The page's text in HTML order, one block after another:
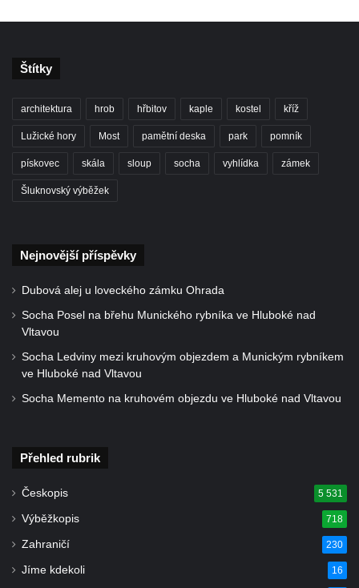
Duchcově
Busta Bedřicha Smetany v sadech B.
B. Smetany v Duchcově
polikliniky v Nejdku
Socha svatého Salvátora před kostelem
svatých Petra a Pavla v Jeníkově
Socha svatého Pavla před kostelem
svatých Petra a Pavla v Jeníkově
Socha svatého Petra před kostelem svatých
Obrázek Ježíš jako Dobrý pastýř u studánky
Pod obrázkem na Kamenné cestě pod
Štítky
architektura hrob hřbitov kaple kostel kříž
Lužické hory Most pamětní deska park pomník
pískovec skála sloup socha vyhlídka zámek
Šluknovský výběžek
Nejnovější příspěvky
Dubová alej u loveckého zámku Ohrada
Socha Posel na břehu Munického rybníka ve Hluboké nad
Vltavou
Socha Ledviny mezi kruhovým objezdem a Munickým rybníkem
ve Hluboké nad Vltavou
Socha Memento na kruhovém objezdu ve Hluboké nad Vltavou
Přehled rubrik
Českopis 5 531
Výběžkopis 718
Zahraničí 230
Jíme kdekoli 16